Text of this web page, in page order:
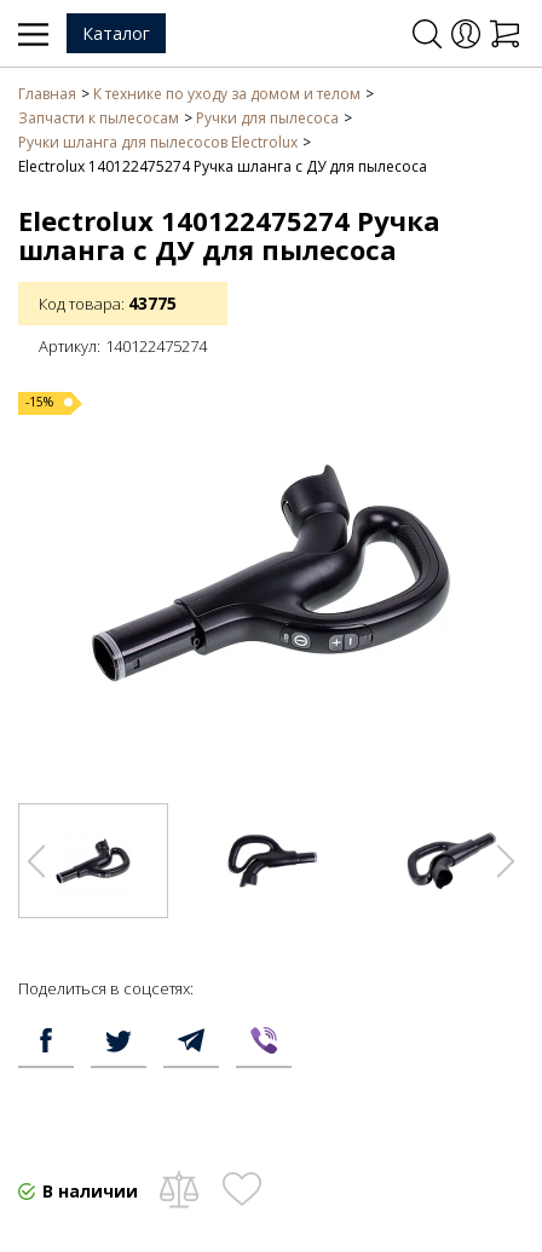
Каталог
Главная
К технике по уходу за домом и телом
Запчасти к пылесосам
Ручки для пылесоса
Ручки шланга для пылесосов Electrolux
Electrolux 140122475274 Ручка шланга с ДУ для пылесоса
Electrolux 140122475274 Ручка
шланга с ДУ для пылесоса
Код товара: 43775
Артикул: 140122475274
-15%
Поделиться в соцсетях:
В наличии